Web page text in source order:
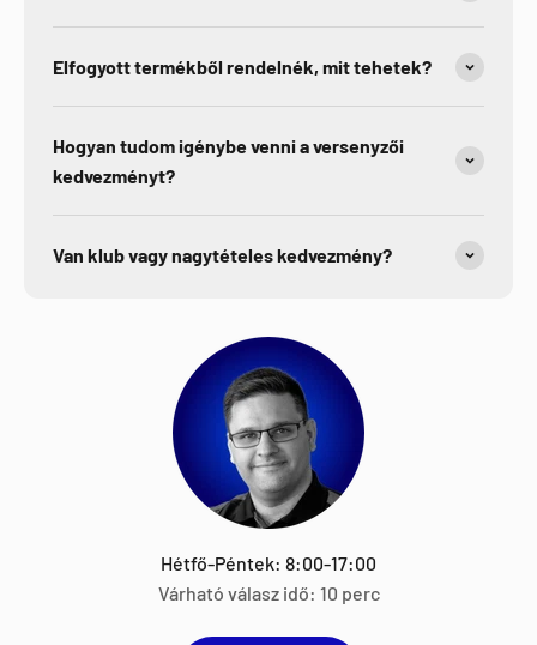
Elfogyott termékből rendelnék, mit tehetek?
Hogyan tudom igénybe venni a versenyzői
kedvezményt?
Van klub vagy nagytételes kedvezmény?
Hétfő-Péntek: 8:00-17:00
Várható válasz idő: 10 perc